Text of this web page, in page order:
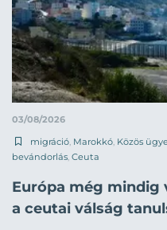
03/08/2026
migráció, Marokkó, Közös
bevándorlás, Ceuta
Európa még mindig
a ceutai válság